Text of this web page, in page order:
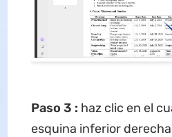
Paso 3 : haz clic en el
esquina inferior